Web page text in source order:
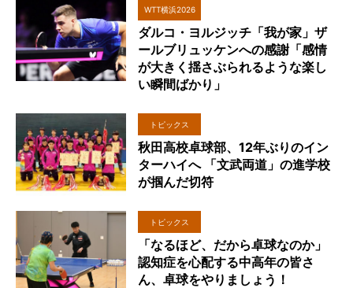
WTT横浜2026
ダルコ・ヨルジッチ「我が家」ザ
ールブリュッケンへの感謝「感情
が大きく揺さぶられるような楽し
い瞬間ばかり」
トピックス
秋田高校卓球部、12年ぶりのイン
ターハイへ 「文武両道」の進学校
が掴んだ切符
トピックス
「なるほど、だから卓球なのか」
認知症を心配する中高年の皆さ
ん、卓球をやりましょう！